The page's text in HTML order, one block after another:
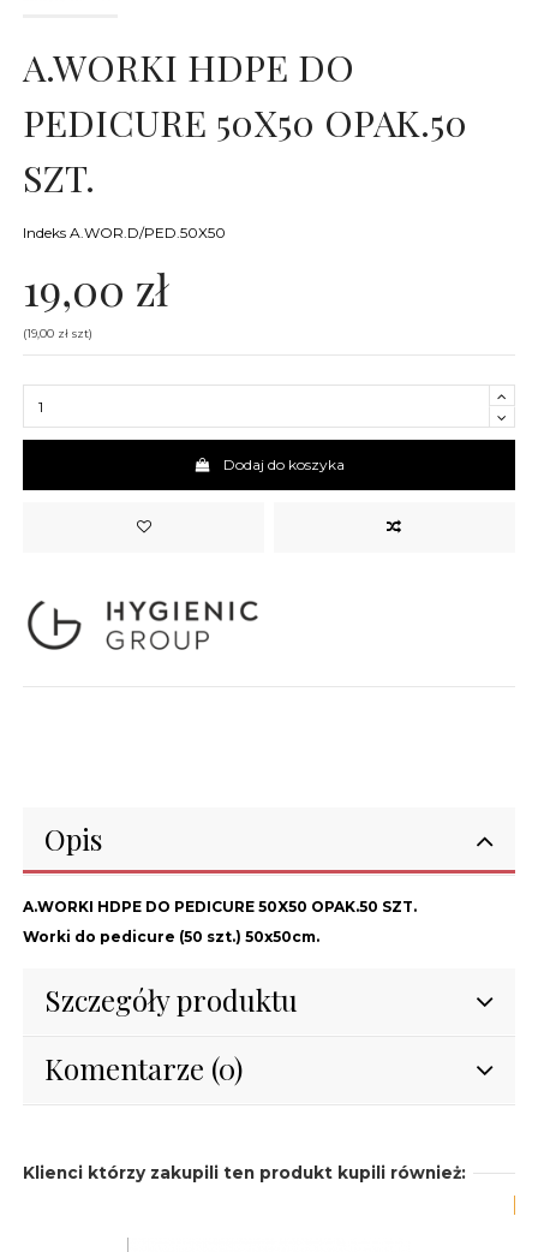
A.WORKI HDPE DO
PEDICURE 50X50 OPAK.50
SZT.
Indeks A.WOR.D/PED.50X50
19,00 zł
(19,00 zł szt)
Dodaj do koszyka
Opis
A.WORKI HDPE DO PEDICURE 50X50 OPAK.50 SZT.
Worki do pedicure (50 szt.) 50x50cm.
Szczegóły produktu
Komentarze (0)
Klienci którzy zakupili ten produkt kupili również: